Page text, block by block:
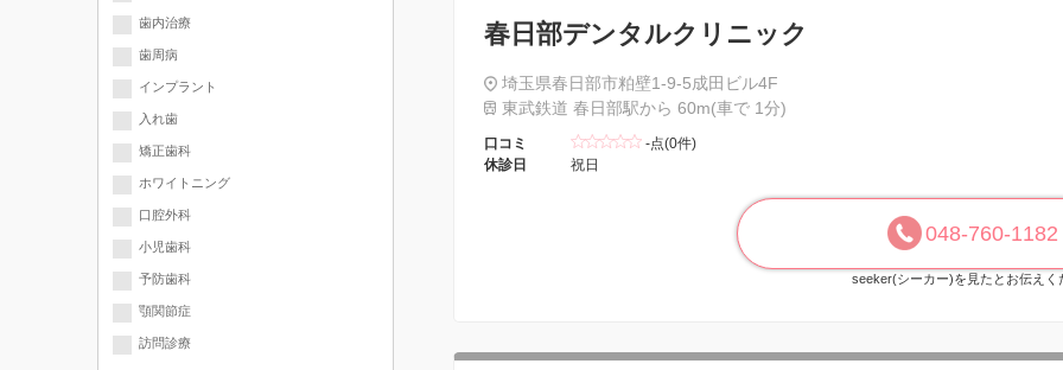
クが入っています
歯内治療
歯周病
インプラント
入れ歯
矯正歯科
ホワイトニング
口腔外科
小児歯科
予防歯科
顎関節症
訪問診療
春日部デンタルクリニック
埼玉県春日部市粕壁1-9-5成田ビル4F
東武鉄道 春日部駅から 60m(車で 1分)
口コミ
-点(0件)
休診日
祝日
048-760-1182
seeker(シーカー)を見たとお伝えく